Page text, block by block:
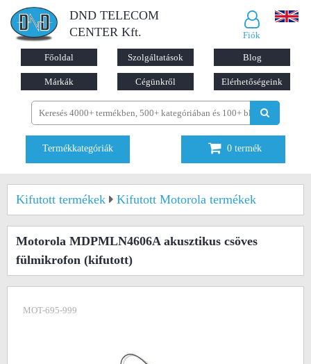
DND TELECOM
CENTER Kft.
Fiók
Főoldal Szolgáltatások Blog
Márkák Cégünkről Elérhetőségeink
Termékkategóriák 0 termék
Kifutott termékek Kifutott Motorola termékek
Motorola MDPMLN4606A akusztikus csöves
fülmikrofon (kifutott)
MOT-695-999